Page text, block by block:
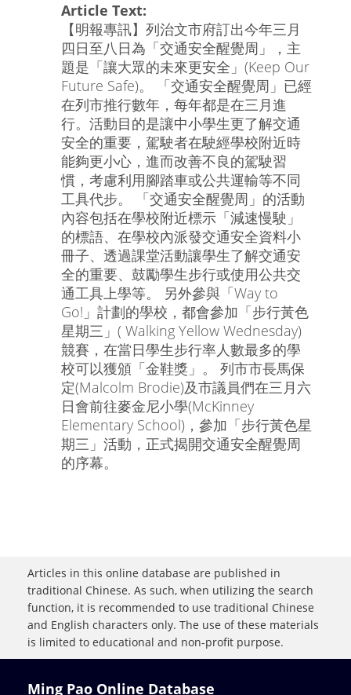
Article Text:
【明報專訊】列治文市府訂出今年三月
四日至八日為「交通安全醒覺周」，主
題是「讓大眾的未來更安全」(Keep Our
Future Safe)。 「交通安全醒覺周」已經
在列市推行數年，每年都是在三月進
行。活動目的是讓中小學生更了解交通
安全的重要，駕駛者在駛經學校附近時
能夠更小心，進而改善不良的駕駛習
慣，考慮利用腳踏車或公共運輸等不同
工具代步。 「交通安全醒覺周」的活動
內容包括在學校附近標示「減速慢駛」
的標語、在學校內派發交通安全資料小
冊子、透過課堂活動讓學生了解交通安
全的重要、鼓勵學生步行或使用公共交
通工具上學等。 另外參與「Way to
Go!」計劃的學校，都會參加「步行黃色
星期三」( Walking Yellow Wednesday)
競賽，在當日學生步行率人數最多的學
校可以獲頒「金鞋獎」。 列市市長馬保
定(Malcolm Brodie)及市議員們在三月六
日會前往麥金尼小學(McKinney
Elementary School)，參加「步行黃色星
期三」活動，正式揭開交通安全醒覺周
的序幕。
Articles in this online database are published in
traditional Chinese. As such, when utilizing the search
function, it is recommended to use traditional Chinese
and English characters only. The use of these materials
is limited to educational and non-profit purpose.
Ming Pao Online Database